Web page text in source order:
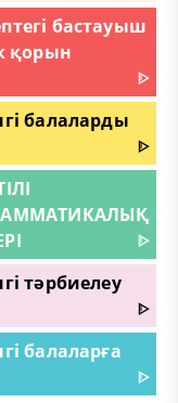
бастауыш
қорын
ᐈ
балаларды
ᐈ
ᐈ
тәрбиелеу
ᐈ
балаларға
ᐈ